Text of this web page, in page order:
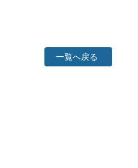
一覧へ戻る